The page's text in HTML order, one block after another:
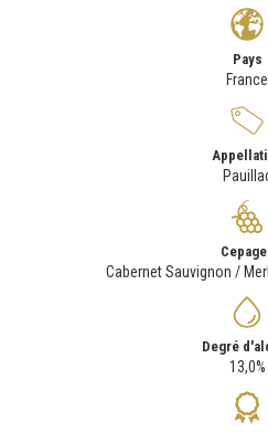
Pays
France
Cabernet Sauvignon /
Degré
13,0%